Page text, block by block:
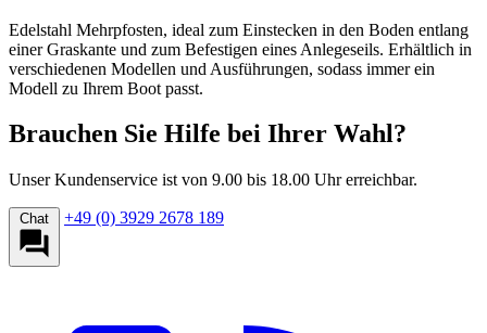
Edelstahl Mehrpfosten, ideal zum Einstecken in den Boden entlang
einer Graskante und zum Befestigen eines Anlegeseils. Erhältlich in
verschiedenen Modellen und Ausführungen, sodass immer ein
Modell zu Ihrem Boot passt.
Brauchen Sie Hilfe bei Ihrer Wahl?
Unser Kundenservice ist von 9.00 bis 18.00 Uhr erreichbar.
Chat +49 (0) 3929 2678 189